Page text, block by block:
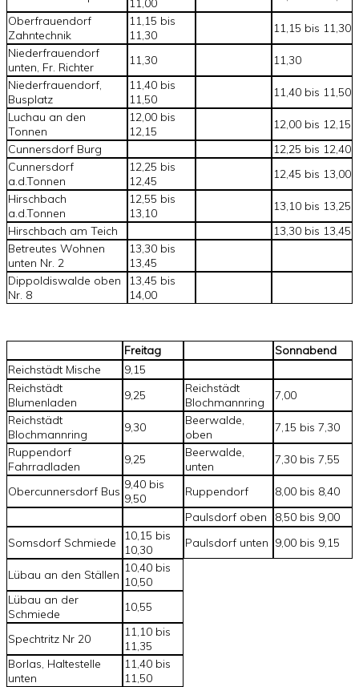
11,00
Oberfrauendorf
Zahntechnik
11,15 bis
11,30
11,15 bis 11,30
Niederfrauendorf
unten, Fr. Richter
11,30
11,30
Niederfrauendorf,
Busplatz
11,40 bis
11,50
11,40 bis 11,50
Luchau an den
Tonnen
12,00 bis
12,15
12,00 bis 12,15
Cunnersdorf Burg
12,25 bis 12,40
Cunnersdorf
a.d.Tonnen
12,25 bis
12,45
12,45 bis 13,00
Hirschbach
a.d.Tonnen
12,55 bis
13,10
13,10 bis 13,25
Hirschbach am Teich
13,30 bis 13,45
Betreutes Wohnen
unten Nr. 2
13,30 bis
13,45
Dippoldiswalde oben
Nr. 8
13,45 bis
14,00
Freitag
Sonnabend
Reichstädt Mische
9,15
Reichstädt
Blumenladen
9,25
Reichstädt
Blochmannring
7,00
Reichstädt
Blochmannring
9,30
Beerwalde,
oben
7,15 bis 7,30
Ruppendorf
Fahrradladen
9,25
Beerwalde,
unten
7,30 bis 7,55
Obercunnersdorf Bus 9,40 bis
9,50
Ruppendorf
8,00 bis 8,40
Paulsdorf oben
8,50 bis 9,00
Somsdorf Schmiede
10,15 bis
10,30
Paulsdorf unten 9,00 bis 9,15
Lübau an den Ställen 10,40 bis
10,50
Lübau an der
Schmiede
10,55
Spechtritz Nr 20
11,10 bis
11,35
Borlas, Haltestelle
unten
11,40 bis
11,50